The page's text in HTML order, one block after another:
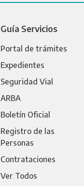
Guía Servicios
Portal de trámites
Expedientes
Seguridad Vial
ARBA
Boletín Oficial
Registro de las
Personas
Contrataciones
Ver Todos